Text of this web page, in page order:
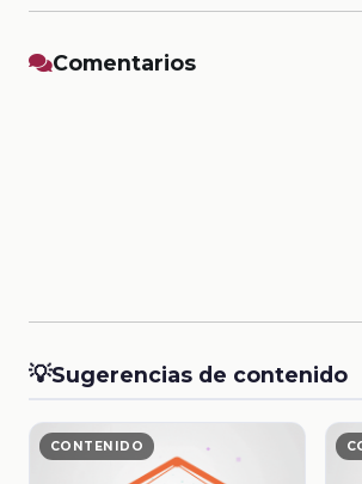
Comentarios
💡Sugerencias de contenido
CONTENIDO